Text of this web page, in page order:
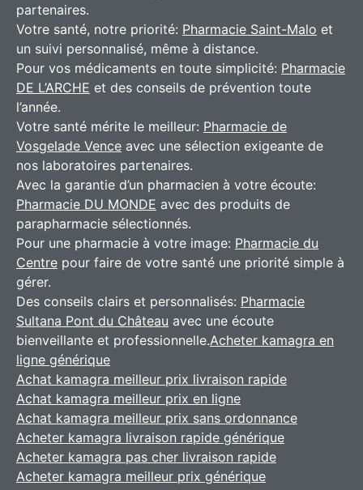
partenaires.
Votre santé, notre priorité: Pharmacie Saint-Malo et
un suivi personnalisé, même à distance.
Pour vos médicaments en toute simplicité: Pharmacie
DE L’ARCHE et des conseils de prévention toute
l’année.
Votre santé mérite le meilleur: Pharmacie de
Vosgelade Vence avec une sélection exigeante de
nos laboratoires partenaires.
Avec la garantie d’un pharmacien à votre écoute:
Pharmacie DU MONDE avec des produits de
parapharmacie sélectionnés.
Pour une pharmacie à votre image: Pharmacie du
Centre pour faire de votre santé une priorité simple à
gérer.
Des conseils clairs et personnalisés: Pharmacie
Sultana Pont du Château avec une écoute
bienveillante et professionnelle.Acheter kamagra en
ligne générique
Achat kamagra meilleur prix livraison rapide
Achat kamagra meilleur prix en ligne
Achat kamagra meilleur prix sans ordonnance
Acheter kamagra livraison rapide générique
Acheter kamagra pas cher livraison rapide
Acheter kamagra meilleur prix générique